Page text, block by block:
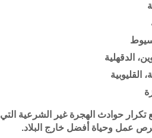
حوادث الهجرة غير الشرعية التي
عمل وحياة أفضل خارج البلاد.